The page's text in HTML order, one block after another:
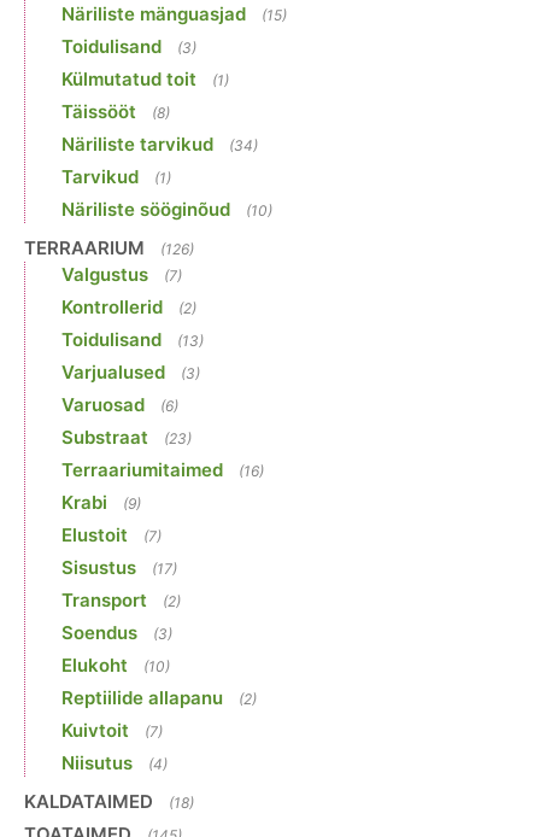
Näriliste mänguasjad (15)
Toidulisand (3)
Külmutatud toit (1)
Täissööt (8)
Näriliste tarvikud (34)
Tarvikud (1)
Näriliste sööginõud (10)
TERRAARIUM (126)
Valgustus (7)
Kontrollerid (2)
Toidulisand (13)
Varjualused (3)
Varuosad (6)
Substraat (23)
Terraariumitaimed (16)
Krabi (9)
Elustoit (7)
Sisustus (17)
Transport (2)
Soendus (3)
Elukoht (10)
Reptiilide allapanu (2)
Kuivtoit (7)
Niisutus (4)
KALDATAIMED (18)